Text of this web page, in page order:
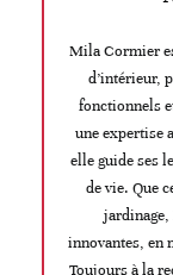
Mila Cormier
d’intérieur,
fonctionnels
une expertise
elle guide ses
de vie. Que
innovantes, en
Toujours à la